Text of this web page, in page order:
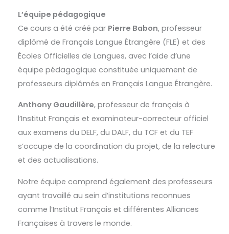
L’équipe pédagogique
Ce cours a été créé par Pierre Babon, professeur
diplômé de Français Langue Étrangère (FLE) et des
Écoles Officielles de Langues, avec l’aide d’une
équipe pédagogique constituée uniquement de
professeurs diplômés en Français Langue Étrangère.
Anthony Gaudillère, professeur de français à
l’Institut Français et examinateur-correcteur officiel
aux examens du DELF, du DALF, du TCF et du TEF
s’occupe de la coordination du projet, de la relecture
et des actualisations.
Notre équipe comprend également des professeurs
ayant travaillé au sein d’institutions reconnues
comme l’Institut Français et différentes Alliances
Françaises à travers le monde.